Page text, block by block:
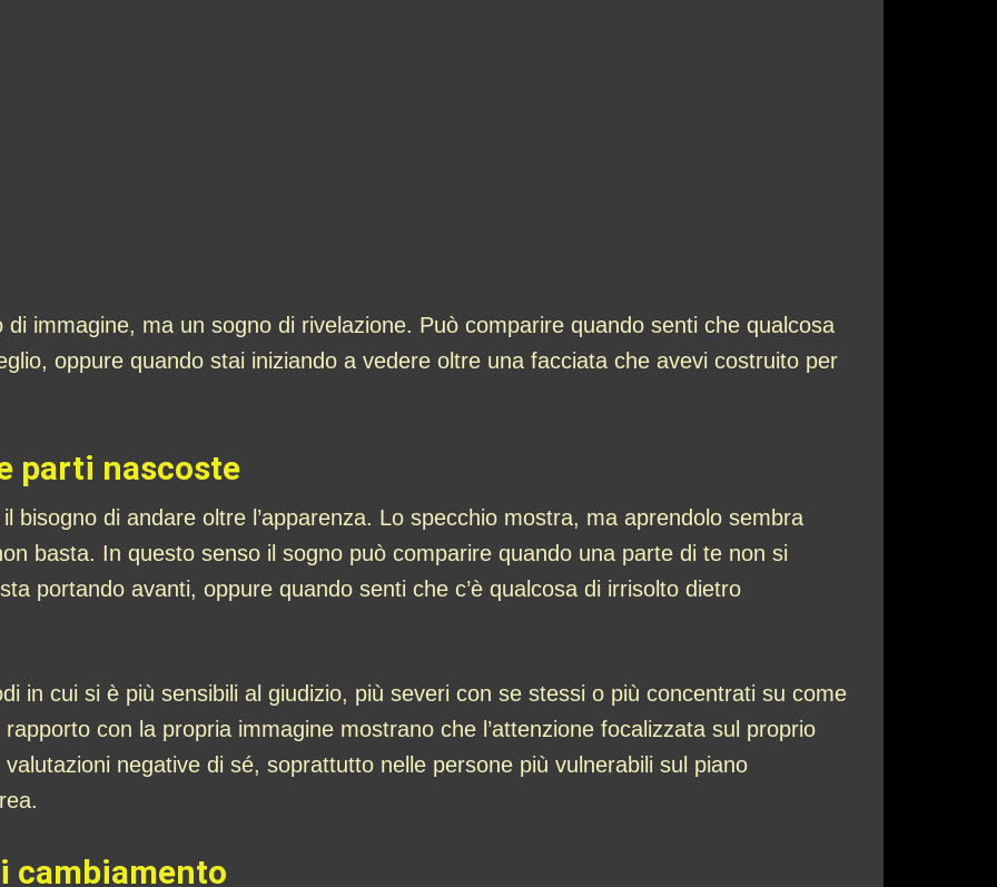
immagine, ma un sogno di rivelazione. Può comparire quando senti che qualcosa
oppure quando stai iniziando a vedere oltre una facciata che avevi costruito per
parti nascoste
bisogno di andare oltre l’apparenza. Lo specchio mostra, ma aprendolo sembra
basta. In questo senso il sogno può comparire quando una parte di te non si
portando avanti, oppure quando senti che c’è qualcosa di irrisolto dietro
in cui si è più sensibili al giudizio, più severi con se stessi o più concentrati su come
con la propria immagine mostrano che l’attenzione focalizzata sul proprio
negative di sé, soprattutto nelle persone più vulnerabili sul piano
cambiamento